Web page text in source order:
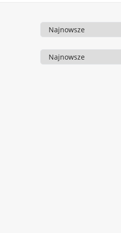
Sortowanie
Sortowanie